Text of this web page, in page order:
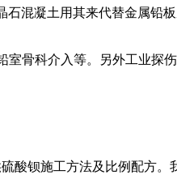
混凝土用其来代替金属
骨科介入等。另外工业
酸钡施工方法及比例配方